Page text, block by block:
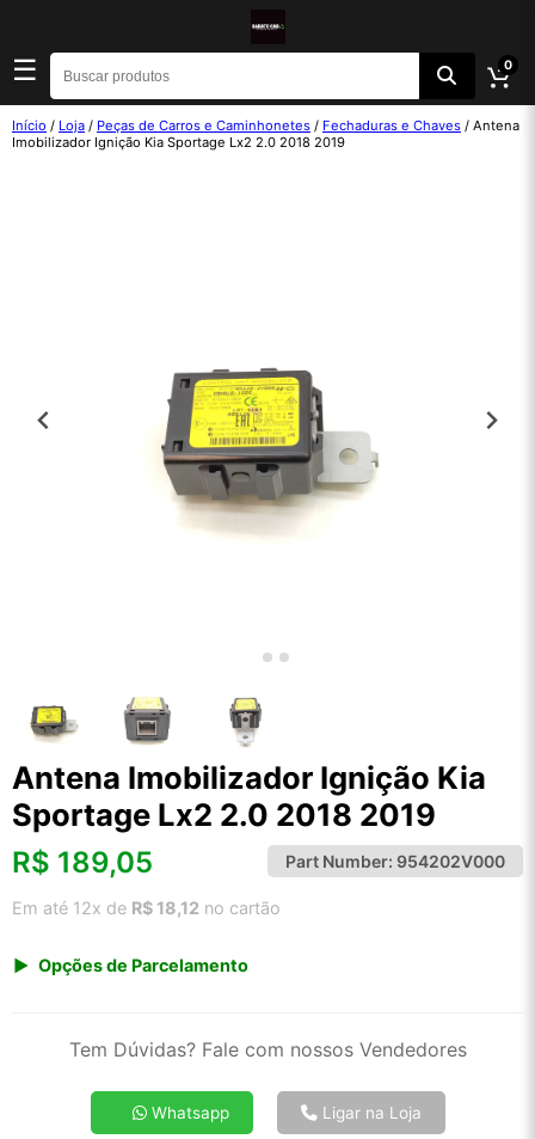
☰ 0
Início / Loja / Peças de Carros e Caminhonetes / Fechaduras e Chaves / Antena
Imobilizador Ignição Kia Sportage Lx2 2.0 2018 2019
Antena Imobilizador Ignição Kia
Sportage Lx2 2.0 2018 2019
R$ 189,05 Part Number: 954202V000
Em até 12x de R$ 18,12 no cartão
Opções de Parcelamento
2x de R$ 101,33
4x de R$ 51,40
5x de R$ 41,40
Tem Dúvidas? Fale com nossos Vendedores
Whatsapp Ligar na Loja